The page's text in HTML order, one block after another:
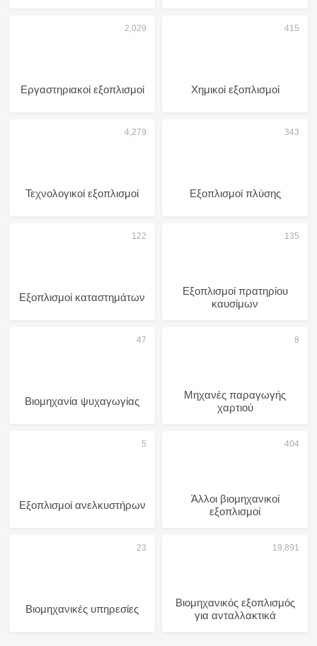
Εργαστηριακοί εξοπλισμοί Χημικοί εξοπλισμοί
Τεχνολογικοί εξοπλισμοί Εξοπλισμοί πλύσης
Εξοπλισμοί καταστημάτων
Εξοπλισμοί πρατηρίου
καυσίμων
Βιομηχανία ψυχαγωγίας
Μηχανές παραγωγής
χαρτιού
Εξοπλισμοί ανελκυστήρων
Άλλοι βιομηχανικοί
εξοπλισμοί
Βιομηχανικές υπηρεσίες
Βιομηχανικός εξοπλισμός
για ανταλλακτικά